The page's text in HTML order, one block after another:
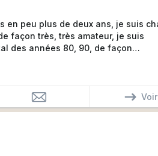
de deux ans, je suis chaud
très, très amateur, je suis
des années 80, 90, de façon
Voir